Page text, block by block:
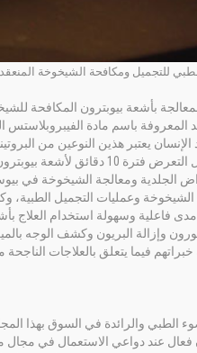
للتجميل ومكافحة الشيخوخة
بأشعة بيوبترون المكافحة
المعروفة باسم مادة الفيبروبلاستس
يعتبر هذين النوعين من
الجلد دون أي آثار جانبية.
الجلدية ومعالجة الشيخوخة في
وعمليات التجميل الطبية،
2014 يعرضان فيه مدى فاعلية وسهولة
وإزالة البريون وكشف الوجه
فيما يتعلق بالعلاجات الناجحة
فعال عند دواعي الاستعمال في